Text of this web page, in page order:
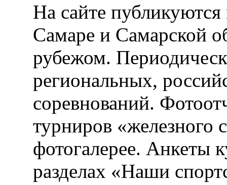
На сайте публикуются
Самаре и Самарской
рубежом.
региональных,
соревнований.
турниров «железного
фотогалерее. Анкеты
разделах «Наши